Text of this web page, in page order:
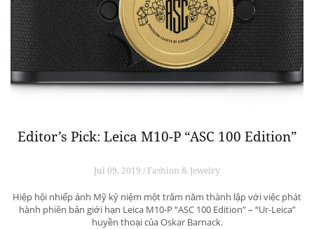
Editor’s Pick: Leica M10-P “ASC 100 Edition”
Jul 09, 2019 / Fashion & Jewelry
Hiệp hội nhiếp ảnh Mỹ kỷ niệm một trăm năm thành lập với việc phát
hành phiên bản giới hạn Leica M10-P “ASC 100 Edition” – “Ur-Leica”
huyền thoại của Oskar Barnack.